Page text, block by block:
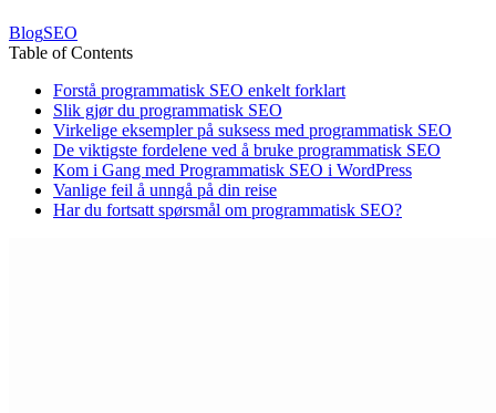
BlogSEO
Table of Contents
Forstå programmatisk SEO enkelt forklart
Slik gjør du programmatisk SEO
Virkelige eksempler på suksess med programmatisk SEO
De viktigste fordelene ved å bruke programmatisk SEO
Kom i Gang med Programmatisk SEO i WordPress
Vanlige feil å unngå på din reise
Har du fortsatt spørsmål om programmatisk SEO?